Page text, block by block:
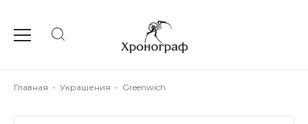
Главная - Украшения - Greenwich